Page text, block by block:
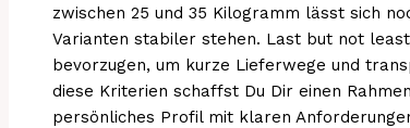
zwischen 25 und 35 Kilogramm lässt sich
Varianten stabiler stehen. Last but not
bevorzugen, um kurze Lieferwege und
diese Kriterien schaffst Du Dir einen
persönliches Profil mit klaren